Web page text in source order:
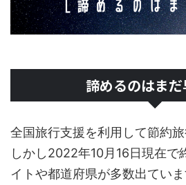
諦めるのはまだ
全国旅行支援を利用して節約
しかし2022年10月16日現在で
イトや都道府県が多数出ていま